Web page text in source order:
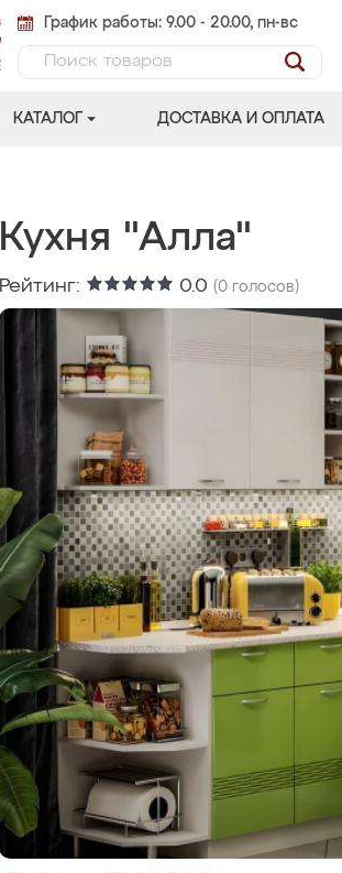
График работы: 9.00 - 20.00, пн-вс
КАТАЛОГ ДОСТАВКА И ОПЛАТА
Кухня "Алла"
Рейтинг: 0.0 (0 голосов)